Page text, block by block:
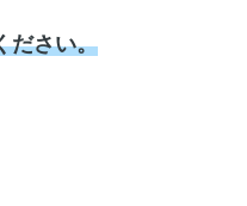
ださい。